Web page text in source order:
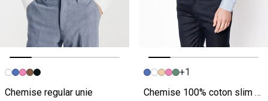
Image précédente
Image suivante
Chemise regular unie
Image précédente
Image suivante
+1
Chemise 100% coton slim sans repassage unie